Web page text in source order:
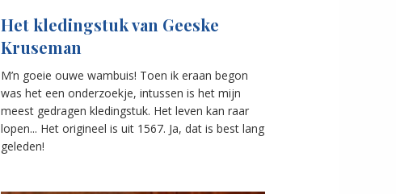
Het kledingstuk van Geeske
Kruseman
M’n goeie ouwe wambuis! Toen ik eraan begon
was het een onderzoekje, intussen is het mijn
meest gedragen kledingstuk. Het leven kan raar
lopen... Het origineel is uit 1567. Ja, dat is best lang
geleden!